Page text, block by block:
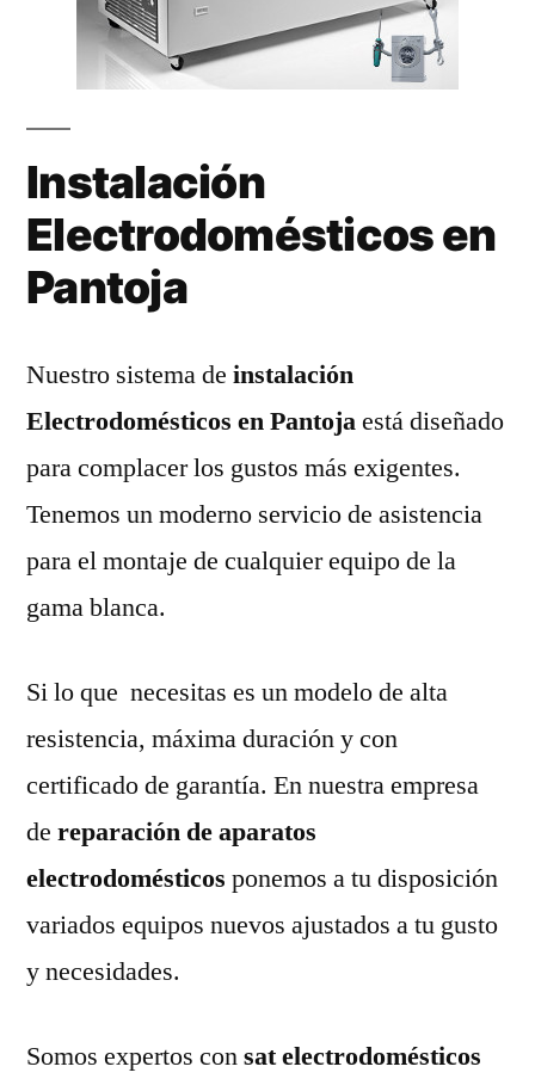
Instalación
Electrodomésticos en
Pantoja
Nuestro sistema de instalación
Electrodomésticos en Pantojaestá diseñado
para complacer los gustos más exigentes.
Tenemos un moderno servicio de asistencia
para el montaje de cualquier equipo de la
gama blanca.
Si lo que necesitas es un modelo de alta
resistencia, máxima duración y con
certificado de garantía. En nuestra empresa
de reparación de aparatos
electrodomésticos ponemos a tu disposición
variados equipos nuevos ajustados a tu gusto
y necesidades.
Somos expertos consat electrodomésticos